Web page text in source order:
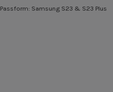
Passform: Samsung S23 & S23 Plus